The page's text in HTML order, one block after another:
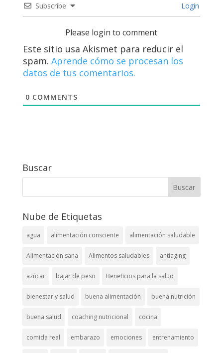
Subscribe Login
Please login to comment
Este sitio usa Akismet para reducir el
spam. Aprende cómo se procesan los
datos de tus comentarios.
0 COMMENTS
Buscar
Nube de Etiquetas
agua alimentación consciente alimentación saludable
Alimentación sana Alimentos saludables antiaging
azúcar bajar de peso Beneficios para la salud
bienestar y salud buena alimentación buena nutrición
buena salud coaching nutricional cocina
comida real embarazo emociones entrenamiento